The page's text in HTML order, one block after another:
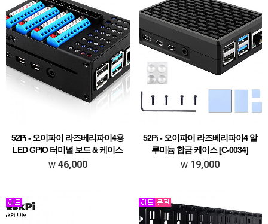
52Pi - 오이파이 라즈베리파이4용
LED GPIO 터미널 보드 & 케이스
키트 [EP-0153]
46,000
52Pi - 오이파이 라즈베리파이4 알
루미늄 합금 케이스 [C-0034]
19,000